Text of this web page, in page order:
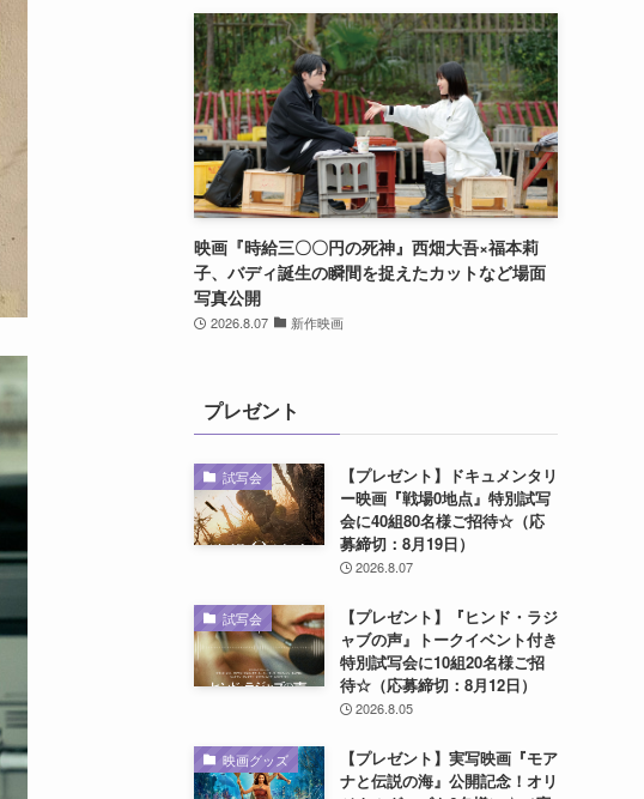
映画『時給三〇〇円の死神』西畑大吾×福本莉
子、バディ誕生の瞬間を捉えたカットなど場面
写真公開
2026.8.07 新作映画
プレゼント
試写会
【プレゼント】ドキュメンタリ
ー映画『戦場0地点』特別試写
会に40組80名様ご招待☆（応
募締切：8月19日）
2026.8.07
試写会
【プレゼント】『ヒンド・ラジ
ャブの声』トークイベント付き
特別試写会に10組20名様ご招
待☆（応募締切：8月12日）
2026.8.05
映画グッズ
【プレゼント】実写映画『モア
ナと伝説の海』公開記念！オリ